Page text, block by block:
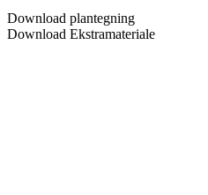
Download plantegning
Download Ekstramateriale